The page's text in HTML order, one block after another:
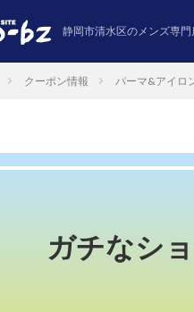
静岡市清水区のメンズ専
クーポン情報 パーマ&アイロ
ガチなシ